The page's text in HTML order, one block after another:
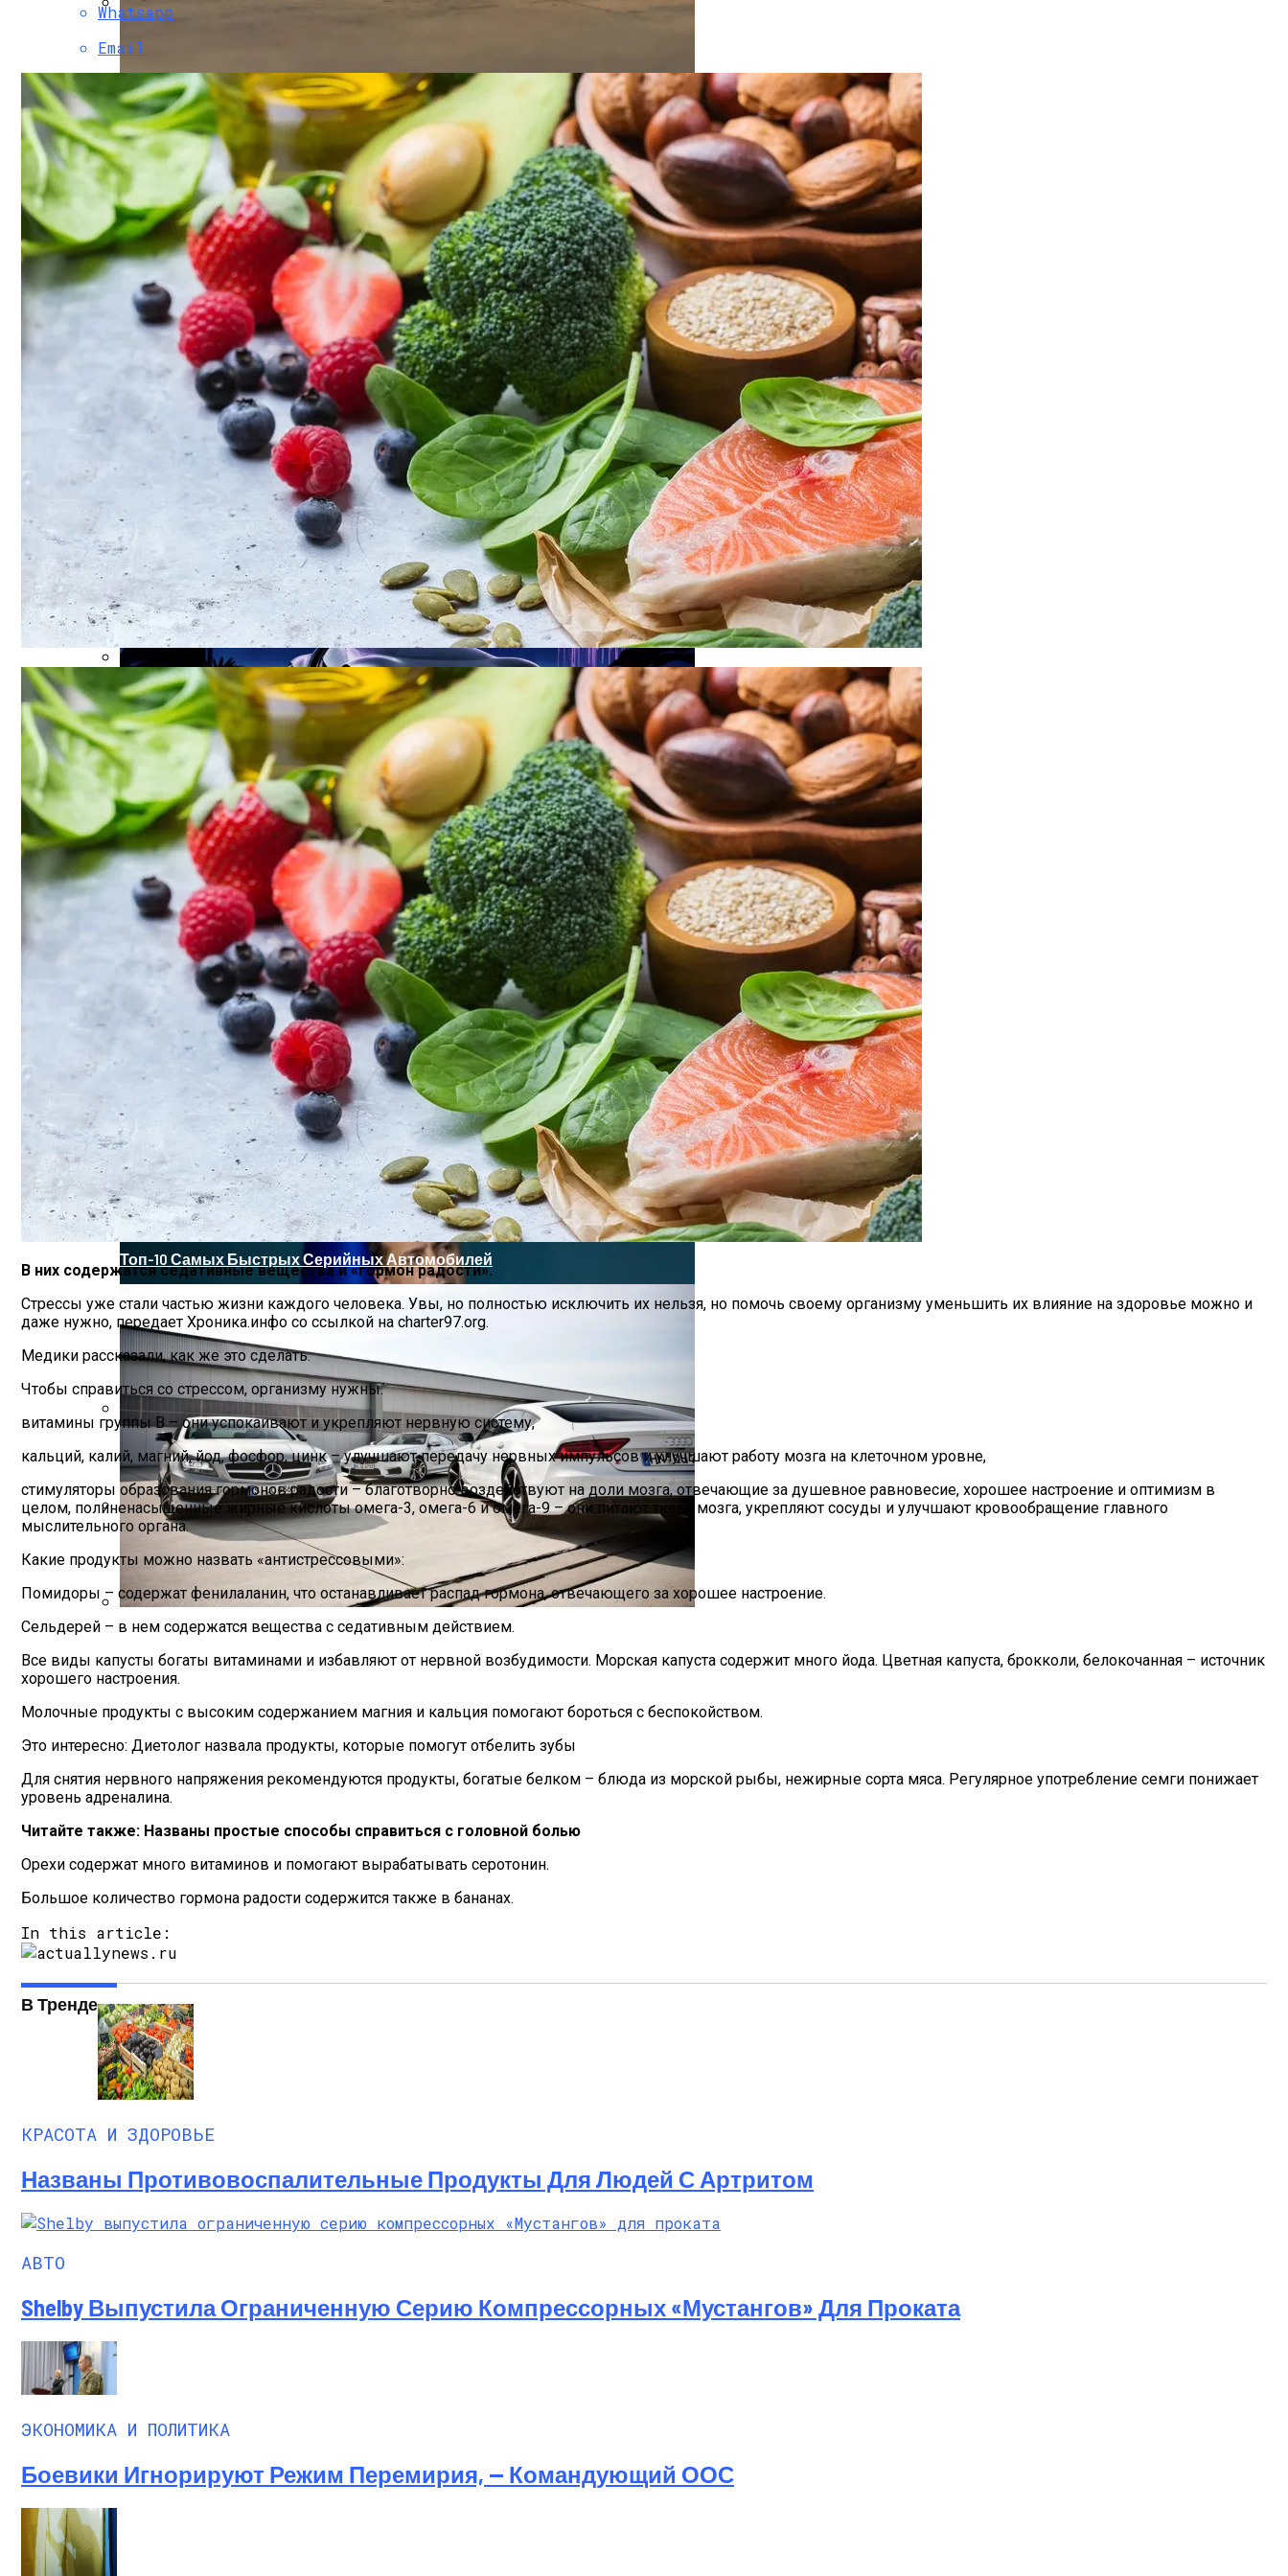
Пять Признаков Депрессии, Которые Нельзя Игнорировать
Врачи Рассказали, Кому Нельзя Пить Минеральную Воду
Назван Главный Принцип Здорового Питания
Врачи Рассказали О Невероятной Пользе Перца Чили
Женщине, Подкупавшей Избирателей, Грозит Тюрьма
Симоненко Пытается Снять Запрет На Деятельность КПУ
Названы Даты Встречи Зеленского И Трампа
Зеленский Летит На Встречу С Эрдоганом И Варфоломеем
В Украину Может Хлынуть Поток Дешевых Авто Из США: В Чем Подвох
Названы Автомобили, Владельцы Которых Чаще Всего Превышают Скорость
«Аватар» Вдохновил Mercedes-Benz На Создание Футуристического Авто
Топ-10 Самых Быстрых Серийных Автомобилей
Названы Подержанные Автомобили Из Европы, Которые Чаще Всего Покупают Украинцы
Whatsapp
Email
В них содержатся седативные вещества и «гормон радости».
Стрессы уже стали частью жизни каждого человека. Увы, но полностью исключить их нельзя, но помочь своему организму уменьшить их влияние на здоровье можно и
даже нужно, передает Хроника.инфо со ссылкой на charter97.org.
Медики рассказали, как же это сделать.
Чтобы справиться со стрессом, организму нужны:
витамины группы В – они успокаивают и укрепляют нервную систему,
кальций, калий, магний, йод, фосфор, цинк – улучшают передачу нервных импульсов и улучшают работу мозга на клеточном уровне,
стимуляторы образования гормонов радости – благотворно воздействуют на доли мозга, отвечающие за душевное равновесие, хорошее настроение и оптимизм в
целом, полиненасыщенные жирные кислоты омега-3, омега-6 и омега-9 – они питают ткани мозга, укрепляют сосуды и улучшают кровообращение главного
мыслительного органа.
Какие продукты можно назвать «антистрессовыми»:
Помидоры – содержат фенилаланин, что останавливает распад гормона, отвечающего за хорошее настроение.
Сельдерей – в нем содержатся вещества с седативным действием.⠀
Все виды капусты богаты витаминами и избавляют от нервной возбудимости. Морская капуста содержит много йода. Цветная капуста, брокколи, белокочанная – источник
хорошего настроения.⠀
Молочные продукты с высоким содержанием магния и кальция помогают бороться с беспокойством.⠀
Это интересно: Диетолог назвала продукты, которые помогут отбелить зубы
Для снятия нервного напряжения рекомендуются продукты, богатые белком – блюда из морской рыбы, нежирные сорта мяса. Регулярное употребление семги понижает
уровень адреналина.
Читайте также: Названы простые способы справиться с головной болью
Орехи содержат много витаминов и помогают вырабатывать серотонин.
Большое количество гормона радости содержится также в бананах.
In this article:
В Тренде
КРАСОТА И ЗДОРОВЬЕ
Названы Противовоспалительные Продукты Для Людей С Артритом
АВТО
Shelby Выпустила Ограниченную Серию Компрессорных «Мустангов» Для Проката
ЭКОНОМИКА И ПОЛИТИКА
Боевики Игнорируют Режим Перемирия, — Командующий ООС